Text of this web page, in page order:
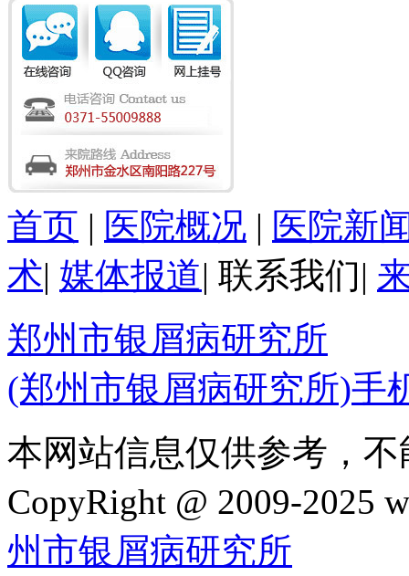
首页 | 医院概况 | 医院新
术| 媒体报道| 联系我们|
郑州市银屑病研究所
(郑州市银屑病研究所)手
本网站信息仅供参考，
CopyRight @ 2009-2025
州市银屑病研究所